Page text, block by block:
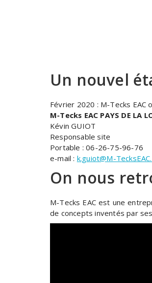
Un nouvel
Février 2020 : M-Tecks EAC
M-Tecks EAC PAYS DE LA
Kévin GUIOT
Responsable site
Portable : 06-26-75-96-76
e-mail : k.guiot@M-
On nous
M-Tecks EAC est une
de concepts inventés par